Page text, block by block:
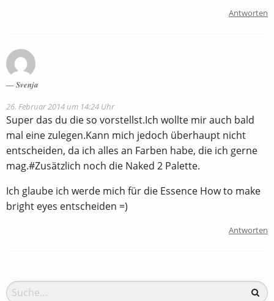
Antworten
Svenja
26. Februar 2014 um 14:24 Uhr
Super das du die so vorstellst.Ich wollte mir auch bald
mal eine zulegen.Kann mich jedoch überhaupt nicht
entscheiden, da ich alles an Farben habe, die ich gerne
mag.#Zusätzlich noch die Naked 2 Palette.
Ich glaube ich werde mich für die Essence How to make
bright eyes entscheiden =)
Antworten